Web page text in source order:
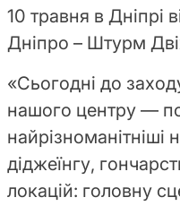
10 травня в Дніпрі
Дніпро – Штурм
«Сьогодні до
нашого центру —
найрізноманітніші
діджеїнгу,
локацій: головну